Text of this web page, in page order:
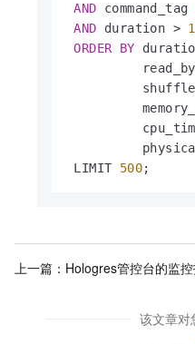
AND command_tag
AND duration >
ORDER BY
LIMIT 500;
上一篇： Hologres管控台的监
该文章对